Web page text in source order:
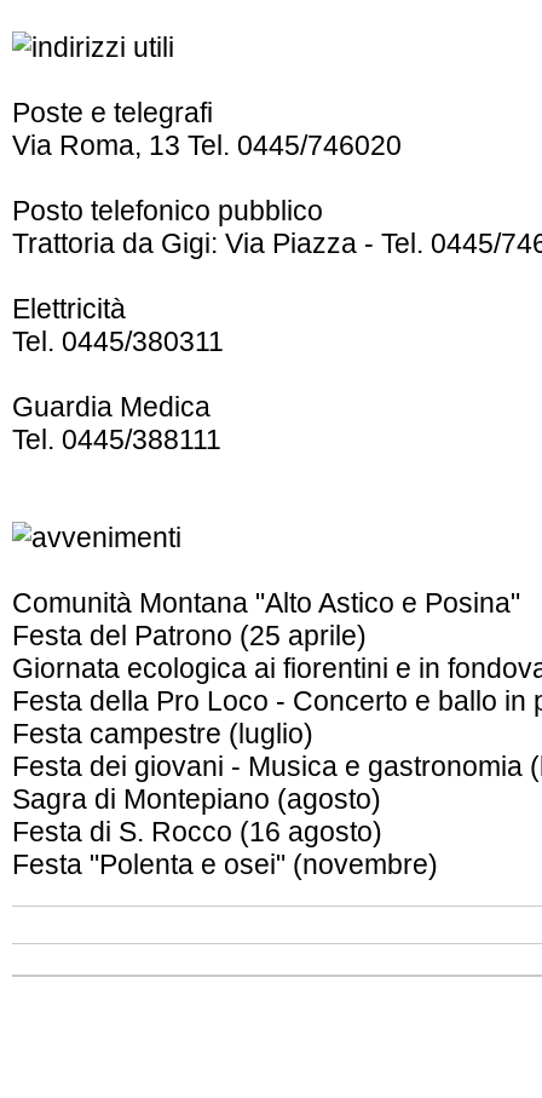
Poste e telegrafi
Via Roma, 13 Tel. 0445/746020
Posto telefonico pubblico
Trattoria da Gigi: Via Piazza - Tel. 0445/
Elettricità
Tel. 0445/380311
Guardia Medica
Tel. 0445/388111
Comunità Montana "Alto Astico e Posina"
Festa del Patrono (25 aprile)
Giornata ecologica ai fiorentini e in
Festa della Pro Loco - Concerto e ballo in
Festa campestre (luglio)
Festa dei giovani - Musica e gastronomia
Sagra di Montepiano (agosto)
Festa di S. Rocco (16 agosto)
Festa "Polenta e osei" (novembre)